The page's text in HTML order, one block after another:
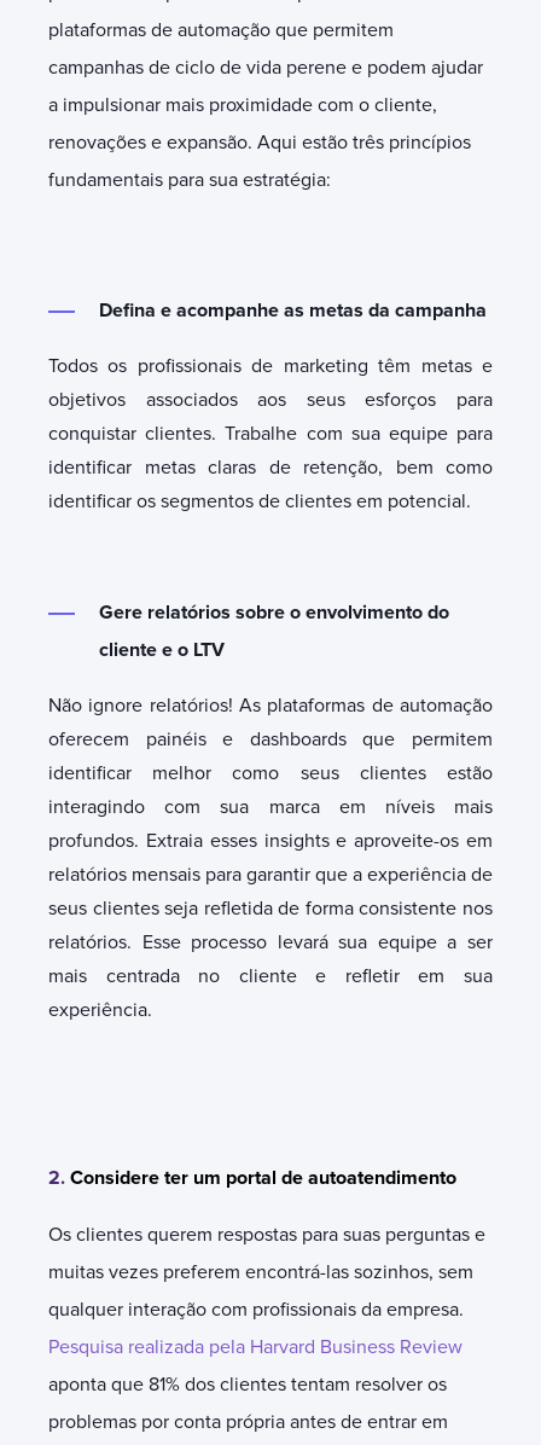
plataformas de automação que permitem
campanhas de ciclo de vida perene e podem ajudar
a impulsionar mais proximidade com o cliente,
renovações e expansão. Aqui estão três princípios
fundamentais para sua estratégia:
Defina e acompanhe as metas da campanha
Todos os profissionais de marketing têm metas e
objetivos associados aos seus esforços para
conquistar clientes. Trabalhe com sua equipe para
identificar metas claras de retenção, bem como
identificar os segmentos de clientes em potencial.
Gere relatórios sobre o envolvimento do
cliente e o LTV
Não ignore relatórios! As plataformas de automação
oferecem painéis e dashboards que permitem
identificar melhor como seus clientes estão
interagindo com sua marca em níveis mais
profundos. Extraia esses insights e aproveite-os em
relatórios mensais para garantir que a experiência de
seus clientes seja refletida de forma consistente nos
relatórios. Esse processo levará sua equipe a ser
mais centrada no cliente e refletir em sua
experiência.
2. Considere ter um portal de autoatendimento
Os clientes querem respostas para suas perguntas e
muitas vezes preferem encontrá-las sozinhos, sem
qualquer interação com profissionais da empresa.
Pesquisa realizada pela Harvard Business Review
aponta que 81% dos clientes tentam resolver os
problemas por conta própria antes de entrar em